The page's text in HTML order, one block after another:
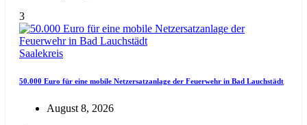
3
Saalekreis
50.000 Euro für eine mobile Netzersatzanlage der Feuerwehr in Bad Lauchstädt
August 8, 2026